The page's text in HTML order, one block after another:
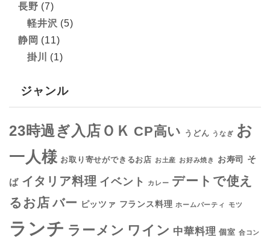
長野 (7)
軽井沢 (5)
静岡 (11)
掛川
(1)
ジャンル
23時過ぎ入店ＯＫ CP高い うどん うなぎ お
一人様 お取り寄せができるお店 お土産 お好み焼き お寿司 そ
ば イタリア料理 イベント カレー デートで使え
るお店 バー ピッツァ フランス料理 ホームパーティ モツ
ランチ ラーメン ワイン 中華料理 個室 合コン